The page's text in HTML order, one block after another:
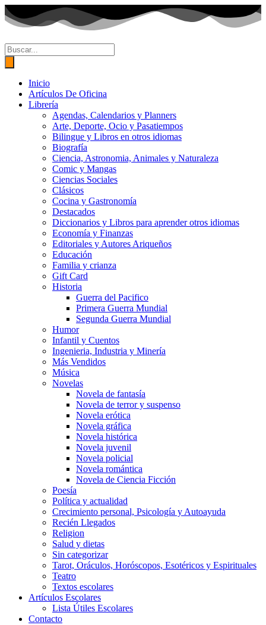
Ir
al
contenido
Búsqueda
de
productos
Inicio
Artículos De Oficina
Librería
Agendas, Calendarios y Planners
Arte, Deporte, Ocio y Pasatiempos
Bilingue y Libros en otros idiomas
Biografía
Ciencia, Astronomia, Animales y Naturaleza
Comic y Mangas
Ciencias Sociales
Clásicos
Cocina y Gastronomía
Destacados
Diccionarios y Libros para aprender otros idiomas
Economía y Finanzas
Editoriales y Autores Ariqueños
Educación
Familia y crianza
Gift Card
Historia
Guerra del Pacifico
Primera Guerra Mundial
Segunda Guerra Mundial
Humor
Infantil y Cuentos
Ingenieria, Industria y Minería
Más Vendidos
Música
Novelas
Novela de fantasía
Novela de terror y suspenso
Novela erótica
Novela gráfica
Novela histórica
Novela juvenil
Novela policial
Novela romántica
Novela de Ciencia Ficción
Poesía
Política y actualidad
Crecimiento personal, Psicología y Autoayuda
Recién Llegados
Religion
Salud y dietas
Sin categorizar
Tarot, Oráculos, Horóscopos, Esotéricos y Espirituales
Teatro
Textos escolares
Artículos Escolares
Lista Útiles Escolares
Contacto